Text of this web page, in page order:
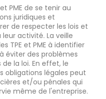
PME de se tenir au
juridiques et
de respecter les lois et
activité. La veille
TPE et PME à identifier
éviter des problèmes
la loi. En effet, le
obligations légales peut
et/ou pénales qui
même de l'entreprise.